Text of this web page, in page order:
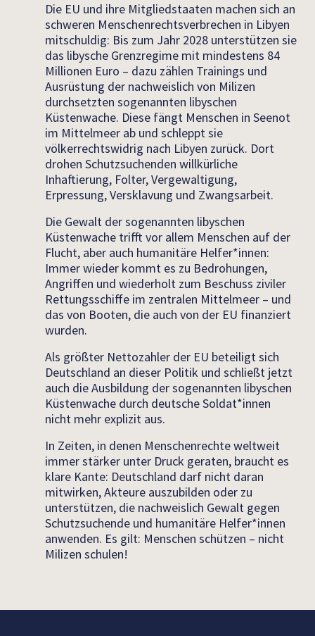
Die EU und ihre Mitgliedstaaten machen sich an
schweren Menschenrechtsverbrechen in Libyen
mitschuldig: Bis zum Jahr 2028 unterstützen sie
das libysche Grenzregime mit mindestens 84
Millionen Euro – dazu zählen Trainings und
Ausrüstung der nachweislich von Milizen
durchsetzten sogenannten libyschen
Küstenwache. Diese fängt Menschen in Seenot
im Mittelmeer ab und schleppt sie
völkerrechtswidrig nach Libyen zurück. Dort
drohen Schutzsuchenden willkürliche
Inhaftierung, Folter, Vergewaltigung,
Erpressung, Versklavung und Zwangsarbeit.
Die Gewalt der sogenannten libyschen
Küstenwache trifft vor allem Menschen auf der
Flucht, aber auch humanitäre Helfer*innen:
Immer wieder kommt es zu Bedrohungen,
Angriffen und wiederholt zum Beschuss ziviler
Rettungsschiffe im zentralen Mittelmeer – und
das von Booten, die auch von der EU finanziert
wurden.
Als größter Nettozahler der EU beteiligt sich
Deutschland an dieser Politik und schließt jetzt
auch die Ausbildung der sogenannten libyschen
Küstenwache durch deutsche Soldat*innen
nicht mehr explizit aus.
In Zeiten, in denen Menschenrechte weltweit
immer stärker unter Druck geraten, braucht es
klare Kante: Deutschland darf nicht daran
mitwirken, Akteure auszubilden oder zu
unterstützen, die nachweislich Gewalt gegen
Schutzsuchende und humanitäre Helfer*innen
anwenden. Es gilt: Menschen schützen – nicht
Milizen schulen!